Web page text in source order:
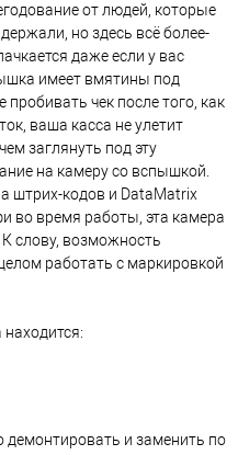
от людей, которые
но здесь всё более-
даже если у вас
имеет вмятины под
чек после того, как
ваша касса не улетит
заглянуть под эту
на камеру со вспышкой.
штрих-кодов и DataMatrix
во время работы, эта камера
слову, возможность
работать с маркировкой
демонтировать и заменить по